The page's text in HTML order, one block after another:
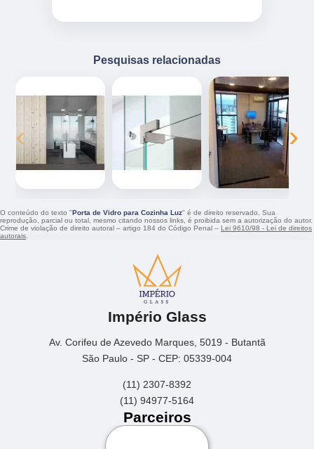
Pesquisas relacionadas
‹ ›
O conteúdo do texto "Porta de Vidro para Cozinha Luz" é de direito reservado. Sua
reprodução, parcial ou total, mesmo citando nossos links, é proibida sem a autorização do autor.
Crime de violação de direito autoral – artigo 184 do Código Penal – Lei 9610/98 - Lei de direitos
autorais
Império Glass
Av. Corifeu de Azevedo Marques, 5019 - Butantã
São Paulo - SP - CEP: 05339-004
(11) 2307-8392
(11) 94977-5164
Parceiros